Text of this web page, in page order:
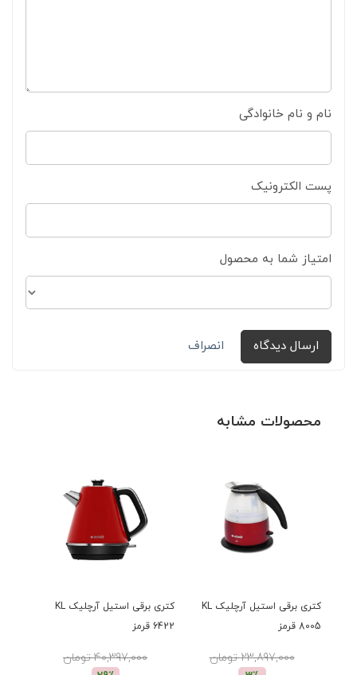
نام و نام خانوادگی
پست الکترونیک
امتیاز شما به محصول
ارسال دیدگاه انصراف
محصولات مشابه
کتری برقی استیل آرچلیک KL
8005 قرمز
23,897,000 تومان
کتری برقی استیل آرچلیک KL
6422 قرمز
40,397,000 تومان